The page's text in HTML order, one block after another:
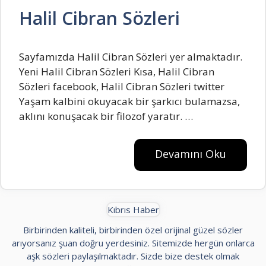
Halil Cibran Sözleri
Sayfamızda Halil Cibran Sözleri yer almaktadır.
Yeni Halil Cibran Sözleri Kısa, Halil Cibran
Sözleri facebook, Halil Cibran Sözleri twitter
Yaşam kaIbini okuyacak bir şarkıcı buIamazsa,
akIını konuşacak bir fiIozof yaratır. …
Devamını Oku
Kıbrıs Haber
Birbirinden kaliteli, birbirinden özel orijinal güzel sözler
arıyorsanız şuan doğru yerdesiniz. Sitemizde hergün onlarca
aşk sözleri paylaşılmaktadır. Sizde bize destek olmak